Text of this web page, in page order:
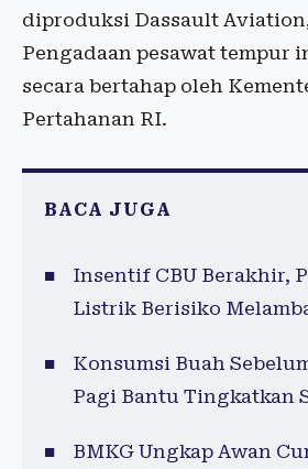
diproduksi Dassault
Pengadaan pesawat tempur
secara bertahap oleh
Pertahanan RI.
BACA JUGA
Insentif CBU Berakhir,
Listrik Berisiko
Konsumsi Buah
Pagi Bantu Tingkatkan
BMKG Ungkap Awan